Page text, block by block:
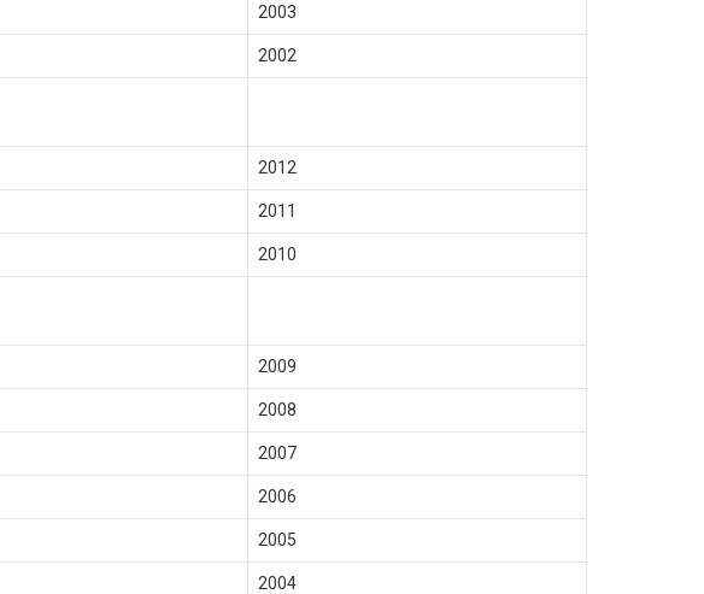
2003
2002
2012
2011
2010
2009
2008
2007
2006
2005
2004